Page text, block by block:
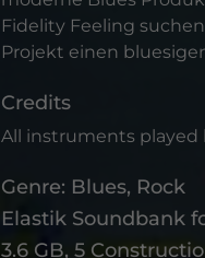
Fidelity Feeling
Projekt einen
Credits
All instruments played
Genre: Blues, Rock
Elastik Soundbank
3.6 GB, 5